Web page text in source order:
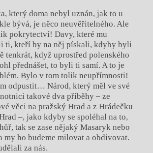
který doma nebyl uznán, jak to u
bývá, je něco neuvěřitelného. Ale
pokrytectví! Davy, které mu
ti, kteří by na něj pískali, kdyby byli
tenkrát, když uprostřed polenského
přednášet, to byli ti samí. A to je
Bylo v tom tolik neupřímnosti!
odpustit… Národ, který měl ve své
takové dva příběhy – ze
věci na pražský Hrad a z Hrádečku
–, jako kdyby se spoléhal na to,
tak se zase nějaký Masaryk nebo
my ho budeme milovat a obdivovat.
za nás.